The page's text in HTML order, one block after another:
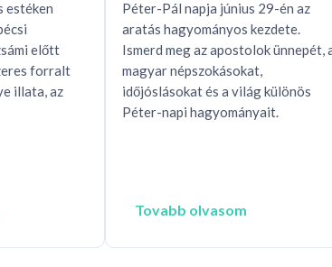
estéken
előtt
forralt
illata, az
Péter-Pál napja június 29-én az
aratás hagyományos kezdete.
Ismerd meg az apostolok ünnepét,
magyar népszokásokat,
időjóslásokat és a világ különös
Péter-napi hagyományait.
Tovabb olvasom